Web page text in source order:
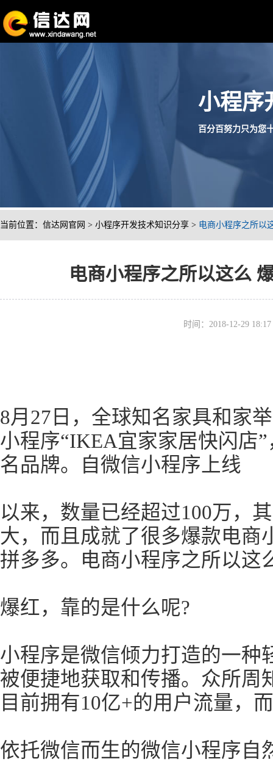
小程序
百分百努力只为您
当前位置： 信达网官网 > 小程序开发技术知识分享 > 电商小程序之所以
电商小程序之所以这么
时间：2018-12-29
8月27日，全球知名家具和家
小程序“IKEA宜家家居快闪店
名品牌。自微信小程序上线
以来，数量已经超过100万，
大，而且成就了很多爆款电商
拼多多。电商小程序之所以这
爆红，靠的是什么呢?
小程序是微信倾力打造的一种
被便捷地获取和传播。众所周
目前拥有10亿+的用户流量，而
依托微信而生的微信小程序自